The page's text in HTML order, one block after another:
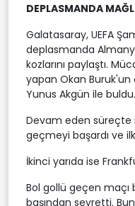
DEPLASMANDA
Galatasaray, UEFA
deplasmanda
kozlarını paylaştı.
yapan Okan Buruk'un
Yunus Akgün ile buldu.
Devam eden süreçte
geçmeyi başardı ve
İkinci yarıda ise
Bol gollü geçen
başından seyretti.